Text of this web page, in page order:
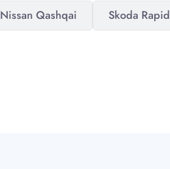
Nissan Qashqai Skoda Rapid